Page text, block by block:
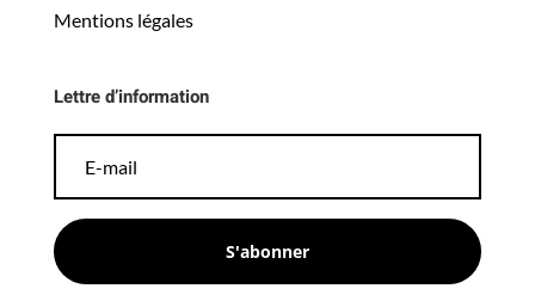
Mentions légales
Lettre d’information
S'abonner